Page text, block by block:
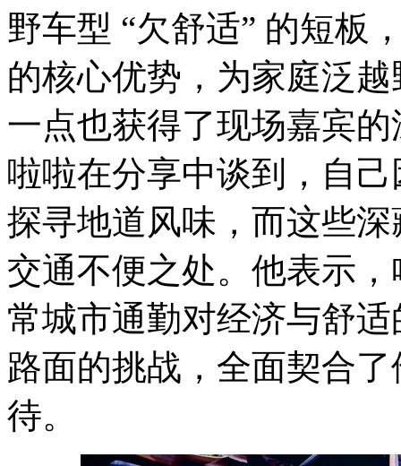
野车型 “欠舒适” 的短板
的核心优势，为家庭泛
一点也获得了现场嘉宾
啦啦在分享中谈到，自
探寻地道风味，而这些
交通不便之处。他表示
常城市通勤对经济与舒
路面的挑战，全面契合
待。